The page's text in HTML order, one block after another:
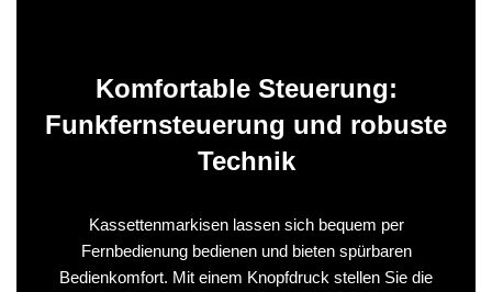
Komfortable Steuerung:
Funkfernsteuerung und robuste
Technik
Kassettenmarkisen lassen sich bequem per
Fernbedienung bedienen und bieten spürbaren
Bedienkomfort. Mit einem Knopfdruck stellen Sie die